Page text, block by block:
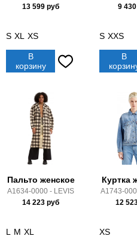
13 599 руб
S XL XS
В
корзину
9 430
S XXS
В
Пальто женское
A1634-0000 - LEVIS
14 223 руб
L M XL
Куртка
A1743-
12
XS